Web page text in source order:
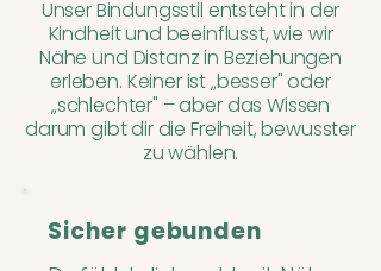
Unser Bindungsstil entsteht in der
Kindheit und beeinflusst, wie wir
Nähe und Distanz in Beziehungen
erleben. Keiner ist „besser" oder
„schlechter" – aber das Wissen
darum gibt dir die Freiheit, bewusster
zu wählen.
Sicher gebunden